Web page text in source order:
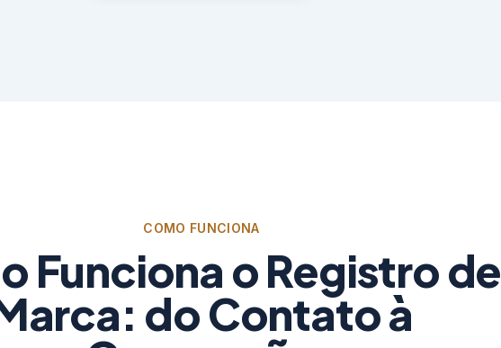
COMO FUNCIONA
Funciona o Registro de
do Contato à